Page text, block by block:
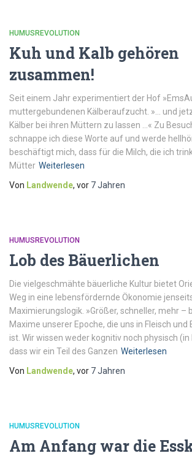
HUMUSREVOLUTION
Kuh und Kalb gehören
zusammen!
Seit einem Jahr experimentiert der Hof
muttergebundenen Kälberaufzucht. »… und
Kälber bei ihren Müttern zu lassen …« Zu
schnappe ich diese Worte auf und werde
beschäftigt mich, dass für die Milch, die ich
Mütter Weiterlesen
Von Landwende, vor 7 Jahren
HUMUSREVOLUTION
Lob des Bäuerlichen
Die vielgeschmähte bäuerliche Kultur ­bietet
Weg in eine lebensfördernde Ökonomie
Maximierungslogik. »Größer, schneller, mehr –
Maxime unserer Epoche, die uns in Fleisch
ist. Wir wissen weder kognitiv noch physisch (in
dass wir ein Teil des Ganzen Weiterlesen
Von Landwende, vor 7 Jahren
HUMUSREVOLUTION
Am Anfang war die